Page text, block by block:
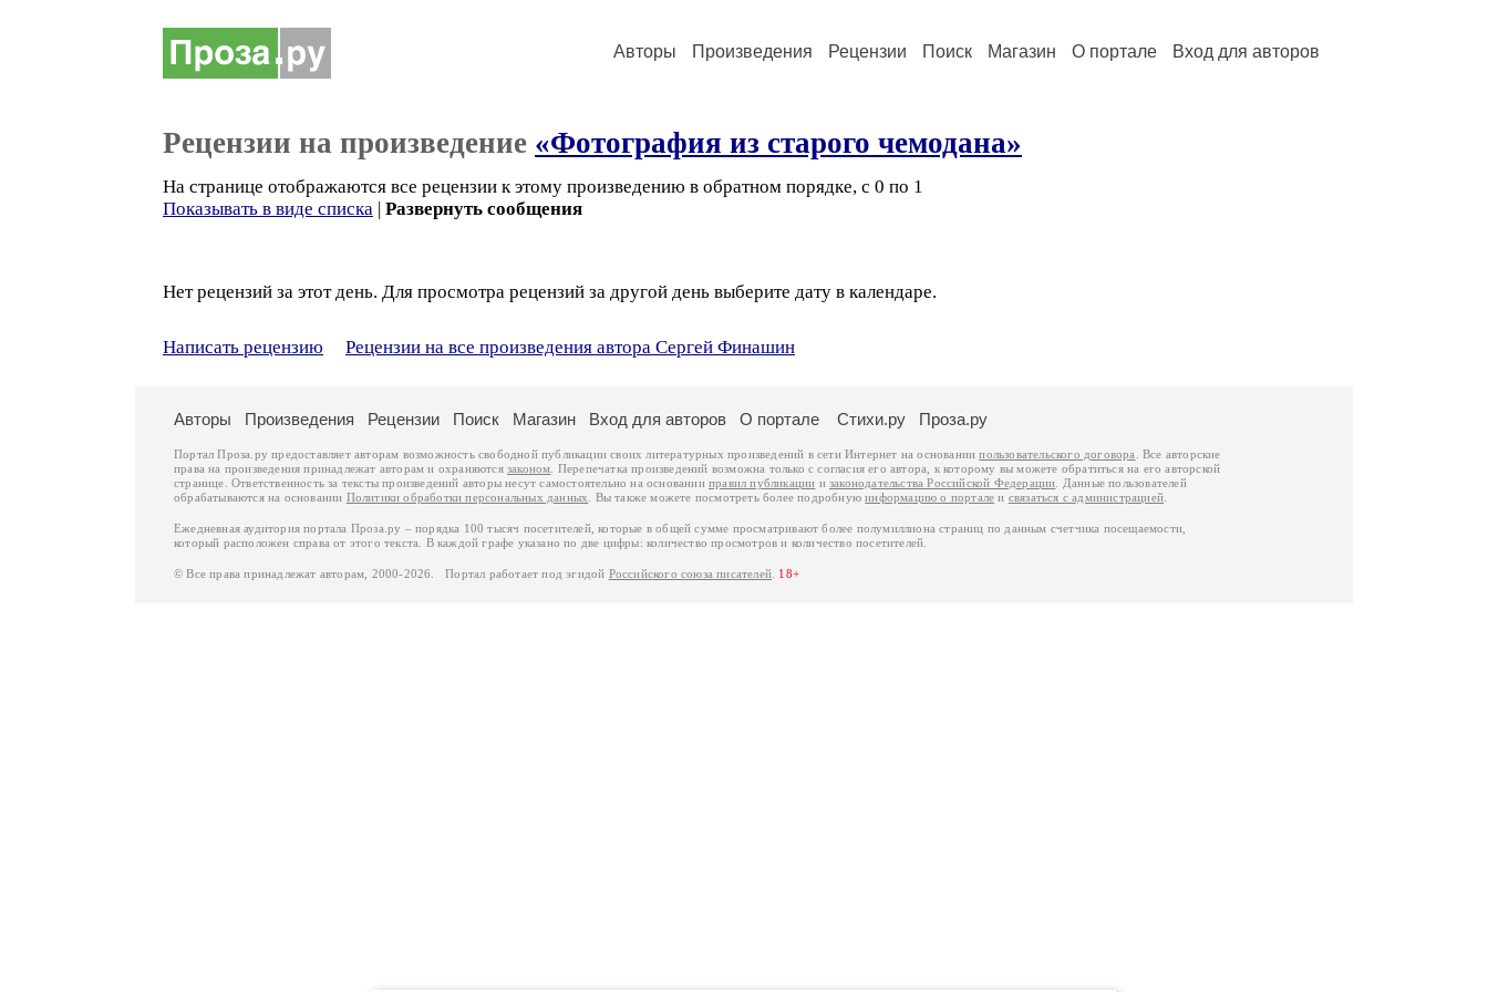
Авторы Произведения Рецензии Поиск Магазин О портале Вход для авторов
Рецензии на произведение «Фотография из старого чемодана»
На странице отображаются все рецензии к этому произведению в обратном порядке, с 0 по 1
Показывать в виде списка | Развернуть сообщения
Нет рецензий за этот день. Для просмотра рецензий за другой день выберите дату в календаре.
Написать рецензию Рецензии на все произведения автора Сергей Финашин
Авторы Произведения Рецензии Поиск Магазин Вход для авторов О портале Стихи.ру Проза.ру
Портал Проза.ру предоставляет авторам возможность свободной публикации своих литературных произведений в сети Интернет на основаниипользовательского договора
. Все авторские
права на произведения принадлежат авторам и охраняются законом . Перепечатка произведений возможна только с согласия его автора, к которому вы можете обратиться на его авторской
странице. Ответственность за тексты произведений авторы несут самостоятельно на основанииправил публикации изаконодательства Российской Федерации . Данные пользователей
обрабатываются на основании Политики обработки персональных данных . Вы также можете посмотреть более подробнуюинформацию о портале и связаться с администрацией
Ежедневная аудитория портала Проза.ру – порядка 100 тысяч посетителей, которые в общей сумме просматривают более полумиллиона страниц по данным счетчика посещаемости,
который расположен справа от этого текста. В каждой графе указано по две цифры: количество просмотров и количество посетителей.
© Все права принадлежат авторам, 2000-2026. Портал работает под эгидой Российского союза писателей 18+